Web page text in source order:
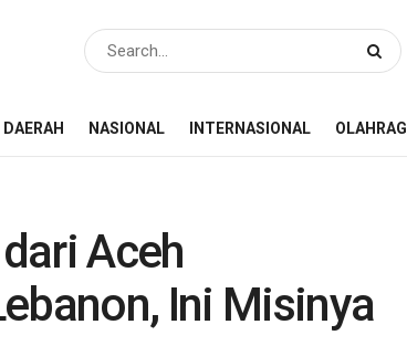
DAERAH NASIONAL INTERNASIONAL
Aceh
Ini Misinya